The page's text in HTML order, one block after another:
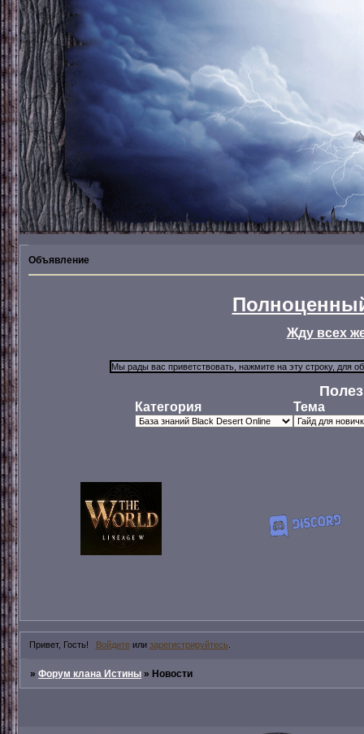
Объявление
Жду всех
Категория Тема
Привет, Гость! Войдитеили зарегистрируйтесь
»Форум клана Истины »Новости